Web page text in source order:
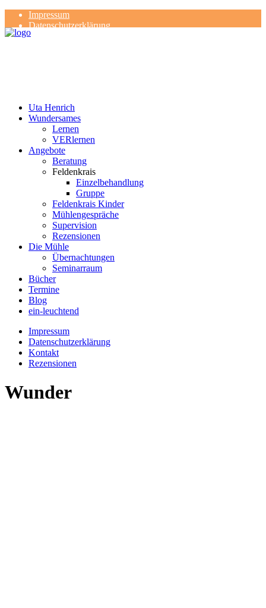
Impressum
Datenschutzerklärung
Kontakt
Uta Henrich
Wundersames
Lernen
VERlernen
Angebote
Beratung
Feldenkrais
Einzelbehandlung
Gruppe
Feldenkrais Kinder
Mühlengespräche
Supervision
Rezensionen
Die Mühle
Übernachtungen
Seminarraum
Bücher
Termine
Blog
ein-leuchtend
Impressum
Datenschutzerklärung
Kontakt
Rezensionen
Wunder